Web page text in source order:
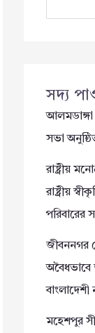
সদ্য
সভা
রাষ্ট্রীয়
রাষ্ট্রীয়
পরিবারের
জীবননগর
অবৈধভাবে
মহেশপুর